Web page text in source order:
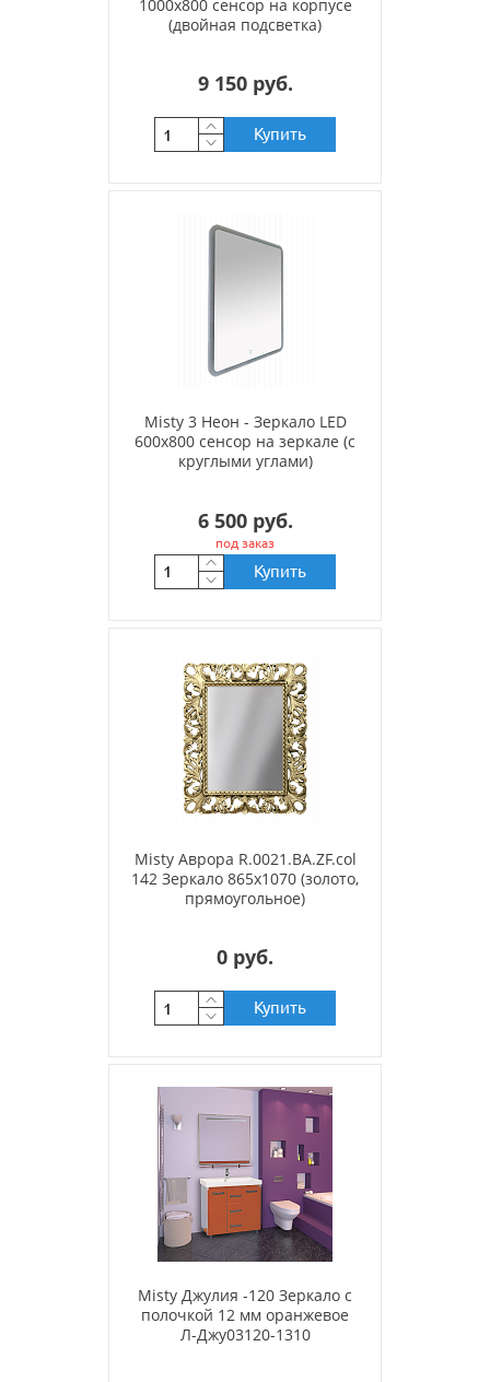
1000х800 сенсор на корпусе
(двойная подсветка)
9 150 руб.
Купить
Misty 3 Неон - Зеркало LED
600х800 сенсор на зеркале (с
круглыми углами)
6 500 руб.
под заказ
Купить
Misty Аврора R.0021.BA.ZF.col
142 Зеркало 865х1070 (золото,
прямоугольное)
0 руб.
Купить
Misty Джулия -120 Зеркало с
полочкой 12 мм оранжевое
Л-Джу03120-1310